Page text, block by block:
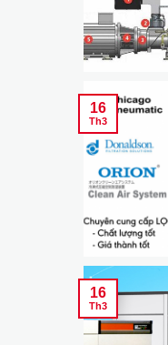
16
Th3
16
Th3